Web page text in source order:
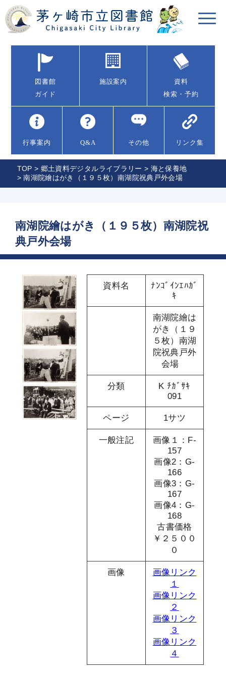
図書館
ガイド
施設案内
資料
検索・予約
行事案内 Q&A その他 リンク集
TOP > 郷土資料デジタルライブラリー > 海と保養地
> 南湖院繪はがき（１９５枚）南湖院祝典戸外会場
南湖院繪はがき（１９５枚）南湖院祝
典戸外会場
資料名
ﾅﾝｺﾞｲﾝｴﾊｶﾞ
ｷ
南湖院繪は
がき（１９
５枚）南湖
院祝典戸外
会場
分類
K ﾁｶﾞｻｷ
091
ページ 1サツ
一般注記
画像１：F-
157
画像2：G-
166
画像3：G-
167
画像4：G-
168
古書価格
￥２５００
０
画像
画像リンク
１
画像リンク
２
画像リンク
３
画像リンク
４